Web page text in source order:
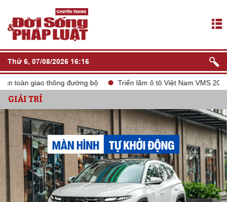
Thứ 6, 07/08/2026 16:16
giao thông đường bộ Triển lãm ô tô Việt Nam VMS 2024
GIẢI TRÍ